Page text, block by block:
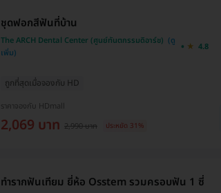
ถูกที่สุดเมื่อจองกับ HD
ชุดฟอกสีฟันที่บ้าน
The ARCH Dental Center (ศูนย์ทันตกรรมดิอาร์ช)
4.8
ราคาจองกับ HDmall
2,069 บาท 2,990 บาท ประหยัด 31%
ทำรากฟันเทียม ยี่ห้อ Osstem รวมครอบฟัน 1 ซี่